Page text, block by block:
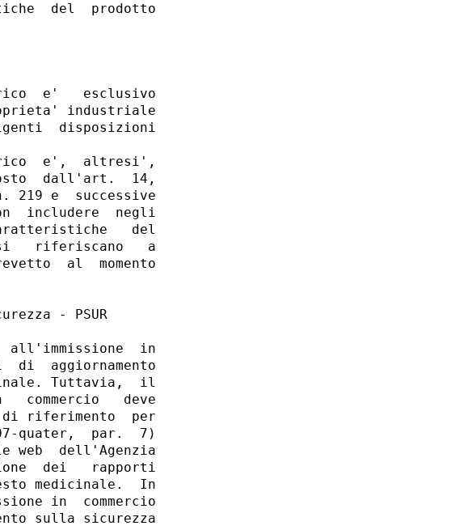
del  prodotto
e'   esclusivo
industriale
disposizioni
e',  altresi',
dall'art.  14,
219 e  successive
includere  negli
del
riferiscano   a
al  momento
- PSUR
all'immissione  in
di  aggiornamento
Tuttavia,  il
deve
di riferimento  per
quater,  par.  7)
web  dell'Agenzia
dei   rapporti
medicinale.  In
in  commercio
sulla sicurezza